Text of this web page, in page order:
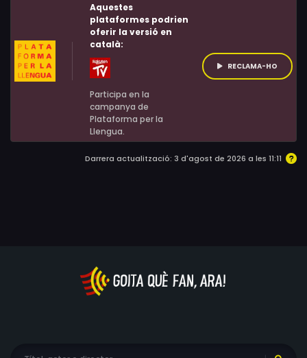
Aquestes
plataformes podrien
oferir la versió en
català:
Participa en la
campanya de
Plataforma per la
Llengua.
RECLAMA-HO
Darrera actualització: 3 d'agost de 2026 a les 11:11